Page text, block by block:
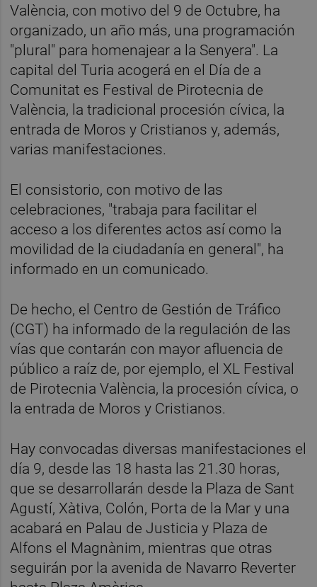
València, con motivo del 9 de Octubre, ha
organizado, un año más, una programación
"plural" para homenajear a la Senyera". La
capital del Turia acogerá en el Día de a
Comunitat es Festival de Pirotecnia de
València, la tradicional procesión cívica, la
entrada de Moros y Cristianos y, además,
varias manifestaciones.
El consistorio, con motivo de las
celebraciones, "trabaja para facilitar el
acceso a los diferentes actos así como la
movilidad de la ciudadanía en general", ha
informado en un comunicado.
De hecho, el Centro de Gestión de Tráfico
(CGT) ha informado de la regulación de las
vías que contarán con mayor afluencia de
público a raíz de, por ejemplo, el XL Festival
de Pirotecnia València, la procesión cívica, o
la entrada de Moros y Cristianos.
Hay convocadas diversas manifestaciones el
día 9, desde las 18 hasta las 21.30 horas,
que se desarrollarán desde la Plaza de Sant
Agustí, Xàtiva, Colón, Porta de la Mar y una
acabará en Palau de Justicia y Plaza de
Alfons el Magnànim, mientras que otras
seguirán por la avenida de Navarro Reverter